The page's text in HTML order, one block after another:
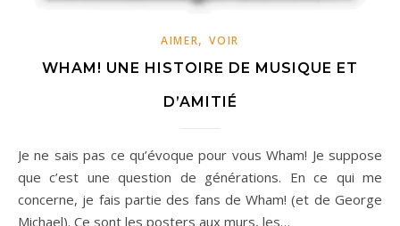
AIMER,VOIR
WHAM! UNE HISTOIRE DE MUSIQUE ET
D’AMITIÉ
Je ne sais pas ce qu’évoque pour vous Wham! Je suppose
que c’est une question de générations. En ce qui me
concerne, je fais partie des fans de Wham! (et de George
Michael). Ce sont les posters aux murs, les…